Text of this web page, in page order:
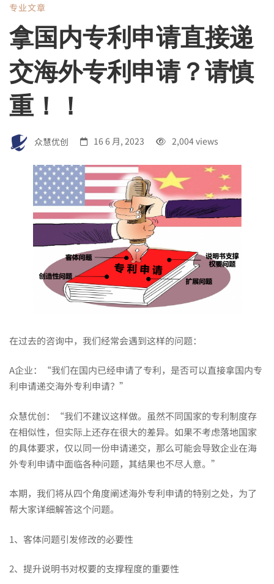
拿
国
内
专
利
申
接
递
交
海
外
专
专业文章
拿国内专利申请直接递
交海外专利申请？请慎
重！！
众慧优创 16 6 月, 2023 2,004 views
在过去的咨询中，我们经常会遇到这样的问题：
A企业：“我们在国内已经申请了专利，是否可以直接拿国内专
利申请递交海外专利申请？”
众慧优创：“我们不建议这样做。虽然不同国家的专利制度存
在相似性，但实际上还存在很大的差异。如果不考虑落地国家
的具体要求，仅以同一份申请递交，那么可能会导致企业在海
外专利申请中面临各种问题，其结果也不尽人意。”
本期，我们将从四个角度阐述海外专利申请的特别之处，为了
帮大家详细解答这个问题。
1、客体问题引发修改的必要性
2、提升说明书对权要的支撑程度的重要性